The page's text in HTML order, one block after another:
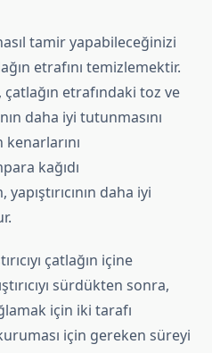
tamir yapabileceğinizi
etrafını temizlemektir.
etrafındaki toz ve
daha iyi tutunmasını
kenarlarını
kağıdı
daha iyi
çatlağın içine
sürdükten sonra,
için iki tarafı
için gereken süreyi